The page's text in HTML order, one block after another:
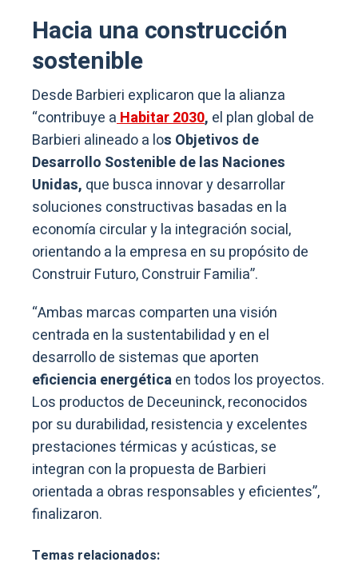
Hacia una construcción
sostenible
Desde Barbieri explicaron que la alianza
“contribuye aHabitar 2030, el plan global de
Barbieri alineado a los Objetivos de
Desarrollo Sostenible de las Naciones
Unidas, que busca innovar y desarrollar
soluciones constructivas basadas en la
economía circular y la integración social,
orientando a la empresa en su propósito de
Construir Futuro, Construir Familia”.
“Ambas marcas comparten una visión
centrada en la sustentabilidad y en el
desarrollo de sistemas que aporten
eficiencia energéticaen todos los proyectos.
Los productos de Deceuninck, reconocidos
por su durabilidad, resistencia y excelentes
prestaciones térmicas y acústicas, se
integran con la propuesta de Barbieri
orientada a obras responsables y eficientes”,
finalizaron.
Temas relacionados: